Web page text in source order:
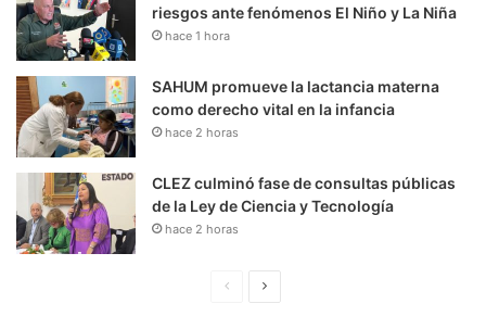
riesgos ante fenómenos El Niño y La Niña
hace 1 hora
SAHUM promueve la lactancia materna
como derecho vital en la infancia
hace 2 horas
CLEZ culminó fase de consultas públicas
de la Ley de Ciencia y Tecnología
hace 2 horas